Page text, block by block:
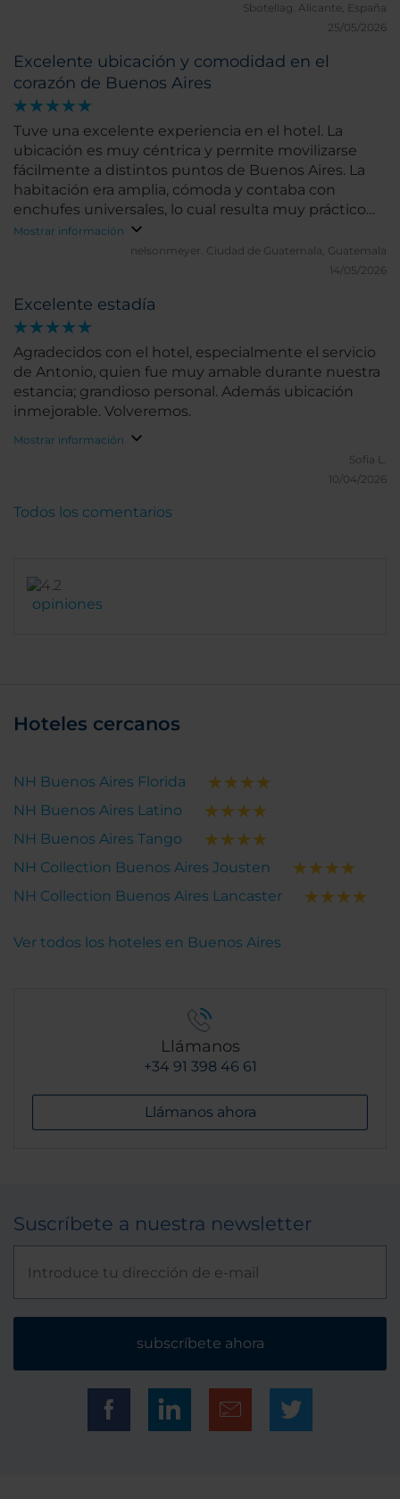
Sbotellag. Alicante, España
25/05/2026
Excelente ubicación y comodidad en el
corazón de Buenos Aires
Tuve una excelente experiencia en el hotel. La
ubicación es muy céntrica y permite movilizarse
fácilmente a distintos puntos de Buenos Aires. La
habitación era amplia, cómoda y contaba con
enchufes universales, lo cual resulta muy práctico
para viajeros internacionales. El desayuno bufet
tiene lo necesario para satisfacer el apetito y
comenzar bien el día. Además, el hotel cuenta con
estadía. Sin duda, una opción muy cómoda y
recomendable para hospedarse en la ciudad.
Mostrar información
nelsonmeyer. Ciudad de Guatemala, Guatemala
14/05/2026
Excelente estadía
Agradecidos con el hotel, especialmente el servicio
de Antonio, quien fue muy amable durante nuestra
estancia; grandioso personal. Además ubicación
inmejorable. Volveremos.
Mostrar información
Sofia L.
10/04/2026
opiniones
Todos los comentarios
Hoteles cercanos
NH Buenos Aires Florida
NH Buenos Aires Latino
NH Buenos Aires Tango
NH Collection Buenos Aires Jousten
NH Collection Buenos Aires Lancaster
Ver todos los hoteles en Buenos Aires
Llámanos
+34 91 398 46 61
Llámanos ahora
Suscríbete a nuestra newsletter
subscríbete ahora